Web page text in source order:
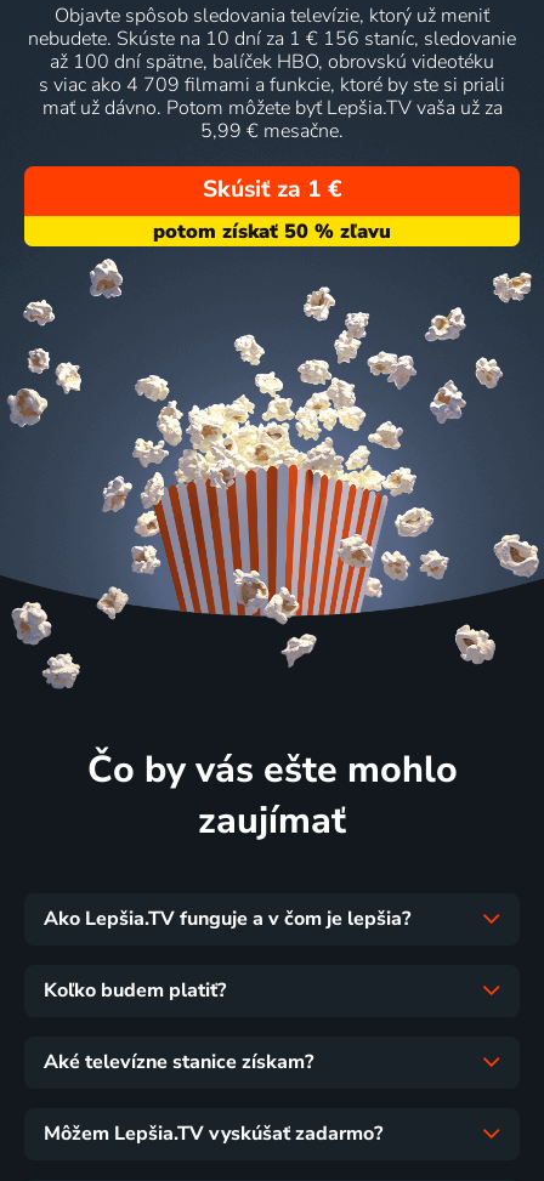
Objavte spôsob sledovania televízie, ktorý už meniť
nebudete. Skúste na 10 dní za 1 € 156 staníc, sledovanie
až 100 dní spätne, balíček HBO, obrovskú videotéku
s viac ako 4 709 filmami a funkcie, ktoré by ste si priali
mať už dávno. Potom môžete byť Lepšia.TV vaša už za
5,99 € mesačne.
Skúsiť za 1 €
Čo by vás ešte mohlo
zaujímať
Ako Lepšia.TV funguje a v čom je lepšia?
Koľko budem platiť?
Aké televízne stanice získam?
Môžem Lepšia.TV vyskúšať zadarmo?